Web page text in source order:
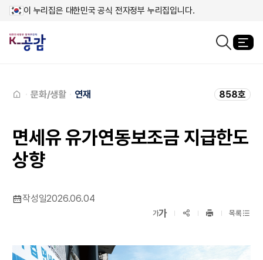
이 누리집은 대한민국 공식 전자정부 누리집입니다.
문화/생활 연재 858호
면세유 유가연동보조금 지급한도
상향
작성일2026.06.04
가축소보기
가확대보기SNS공유
프린트
목록